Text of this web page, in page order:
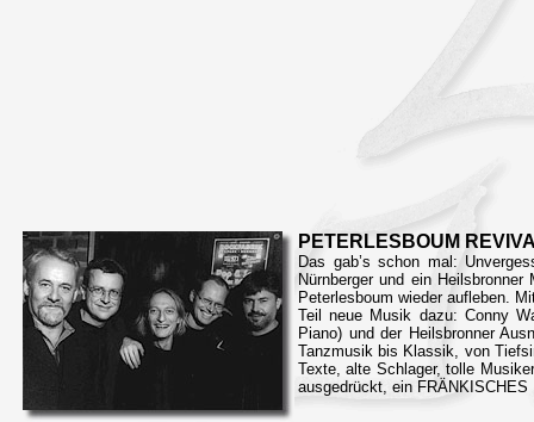
PETERLESBOUM
Das gab’s schon mal:
Nürnberger und ein
Peterlesboum wieder aufleben.
Teil neue Musik dazu: Conny
Piano) und der Heilsbronner
Tanzmusik bis Klassik, von
Texte, alte Schlager, tolle
ausgedrückt, ein